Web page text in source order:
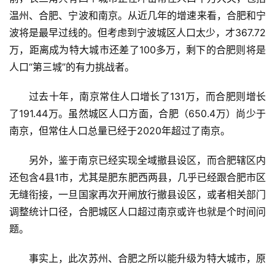
温州、合肥、宁波和南京。从近几年的增速来看，合肥和宁
波将是最早过线的。但考虑到宁波城区人口太少，才367.72
万，距离成为特大城市还差了100多万，剩下的合肥则将是
人口“第三城”的有力挑战者。
过去十年，南京常住人口增长了131万，而合肥则增长
了191.44万。虽然城区人口方面，合肥 （650.4万） 尚少于
南京，但常住人口总量已经于2020年超过了南京。
另外，鉴于南京已经实现全域撤县设区，而合肥辖区内
还包含4县1市，尤其是肥东肥西两县，几乎已经跟合肥市区
无缝衔接，一旦国家再次开闸放行撤县设区，或者相关部门
调整统计口径，合肥城区人口超过南京或许也就是个时间问
题。
事实上，此次苏州、合肥之所以能升级为特大城市，原